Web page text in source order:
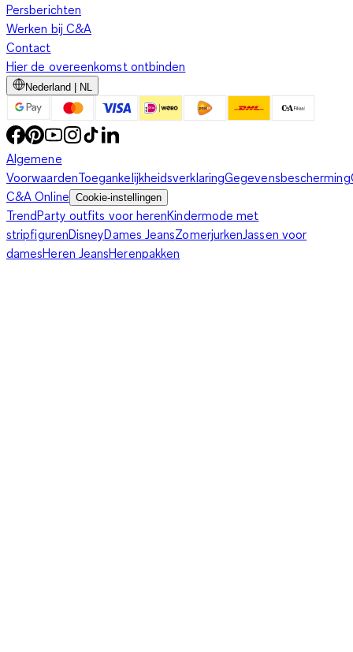
Persberichten
Werken bij C&A
Contact
Hier de overeenkomst ontbinden
Nederland | NL
Algemene
VoorwaardenToegankelijkheidsverklaringGegevensbescherming
C&A Online Cookie-instellingen
TrendParty outfits voor herenKindermode met
stripfigurenDisneyDames JeansZomerjurkenJassen voor
damesHeren JeansHerenpakken